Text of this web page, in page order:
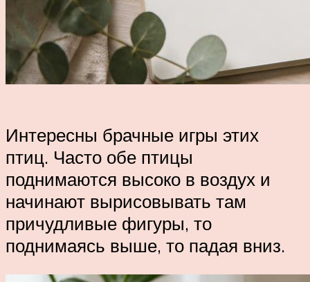
Интересны брачные игры этих
птиц. Часто обе птицы
поднимаются высоко в воздух и
начинают вырисовывать там
причудливые фигуры, то
поднимаясь выше, то падая вниз.